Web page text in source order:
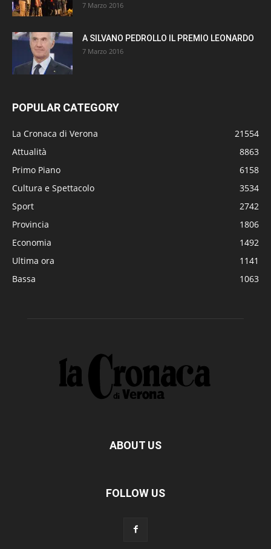
7 Marzo 2016
A SILVANO PEDROLLO IL PREMIO LEONARDO
7 Marzo 2016
POPULAR CATEGORY
La Cronaca di Verona
21554
Attualità
8863
Primo Piano
6158
Cultura e Spettacolo
3534
Sport
2742
Provincia
1806
Economia
1492
Ultima ora
1141
Bassa
1063
ABOUT US
FOLLOW US